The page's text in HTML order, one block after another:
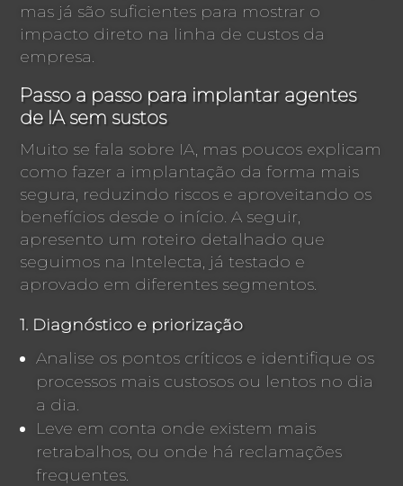
mas já são suficientes para mostrar o
impacto direto na linha de custos da
empresa.
Passo a passo para implantar agentes
de IA sem sustos
Muito se fala sobre IA, mas poucos explicam
como fazer a implantação da forma mais
segura, reduzindo riscos e aproveitando os
benefícios desde o início. A seguir,
apresento um roteiro detalhado que
seguimos na Intelecta, já testado e
aprovado em diferentes segmentos.
1. Diagnóstico e priorização
Analise os pontos críticos e identifique os
processos mais custosos ou lentos no dia
a dia.
Leve em conta onde existem mais
retrabalhos, ou onde há reclamações
frequentes.